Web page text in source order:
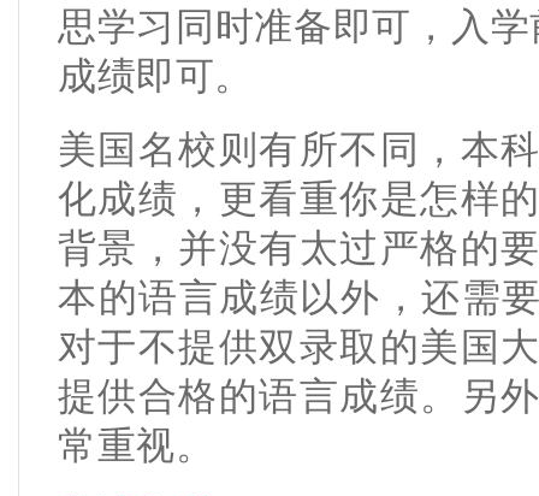
思学习同时准备即可，入
成绩即可。
美国名校则有所不同，本
化成绩，更看重你是怎样
背景，并没有太过严格的
本的语言成绩以外，还需
对于不提供双录取的美国
提供合格的语言成绩。另
常重视。